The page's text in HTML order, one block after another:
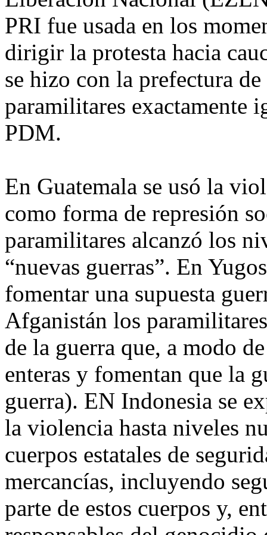
PRI fue usada en los
dirigir la protesta hacia
se hizo con la prefectura
paramilitares exactamente
PDM.
En Guatemala se usó la
como forma de represión
paramilitares alcanzó los
“nuevas guerras”. En
fomentar una supuesta
Afganistán los
de la guerra que, a modo
enteras y fomentan que la
guerra). EN Indonesia se
la violencia hasta niveles
cuerpos estatales de
mercancías, incluyendo
parte de estos cuerpos y,